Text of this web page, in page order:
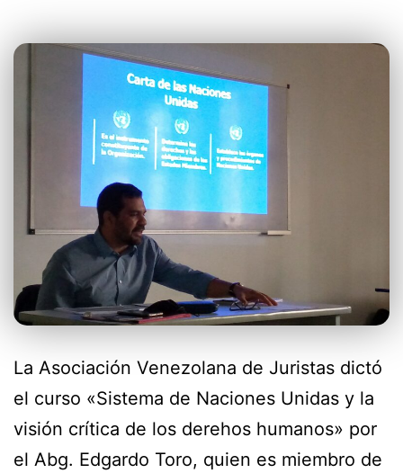
La Asociación Venezolana de Juristas dictó
el curso «Sistema de Naciones Unidas y la
visión crítica de los derehos humanos» por
el Abg. Edgardo Toro, quien es miembro de